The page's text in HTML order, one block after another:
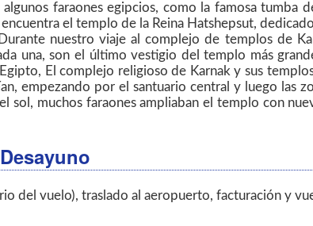
faraones egipcios, como la famosa tumba
el templo de la Reina Hatshepsut,
nuestro viaje al complejo de templos de
una, son el último vestigio del templo más
El complejo religioso de Karnak y sus
empezando por el santuario central y luego las
sol, muchos faraones ampliaban el templo con
del vuelo), traslado al aeropuerto, facturación y